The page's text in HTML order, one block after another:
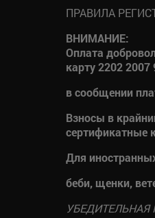
ПРАВИЛА
ВНИМАНИЕ:
Оплата
карту 2202
в сообщении
Взносы в
сертификатные
Для
беби, щенки,